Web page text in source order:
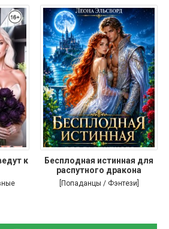
к
Бесплодная истинная для
распутного дракона
[Попаданцы / Фэнтези]